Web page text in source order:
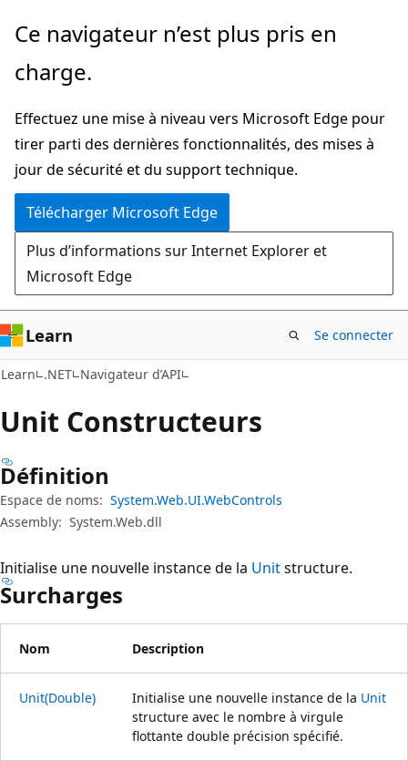
Passer
directement
au
principal
Passer
la
dans
la
page
Ce navigateur n’est plus pris en
charge.
Effectuez une mise à niveau vers Microsoft Edge pour
tirer parti des dernières fonctionnalités, des mises à
jour de sécurité et du support technique.
Télécharger Microsoft Edge
Plus d’informations sur Internet Explorer et
Microsoft Edge
Learn Se connecter
Learn .NET Navigateur d’API
Unit Constructeurs
Définition
Espace de noms: System.Web.UI.WebControls
Assembly: System.Web.dll
Initialise une nouvelle instance de la Unitstructure.
Surcharges
Nom Description
Unit(Double) Initialise une nouvelle instance de la Unit
structure avec le nombre à virgule
flottante double précision spécifié.